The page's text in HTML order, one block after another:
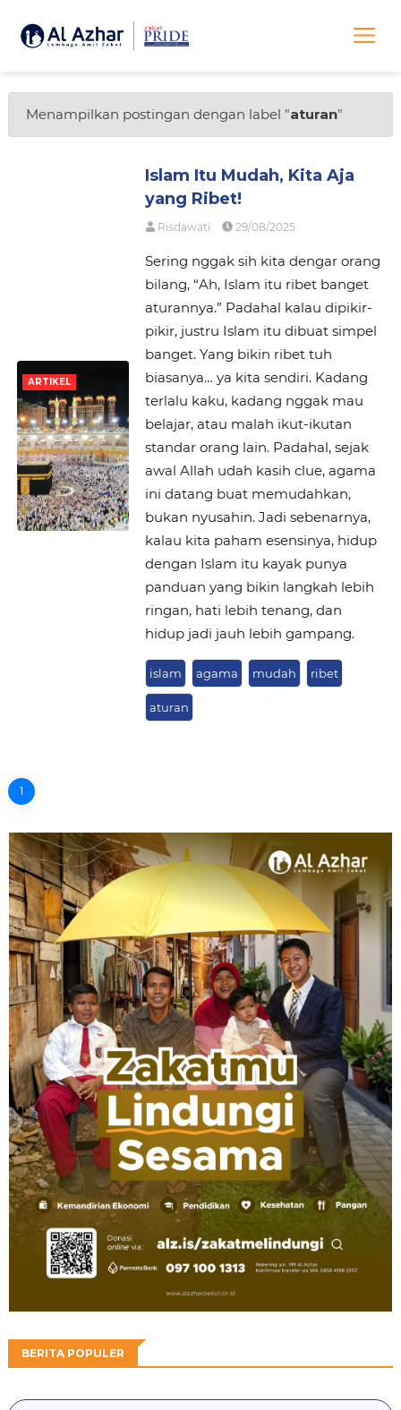
Menampilkan postingan dengan label "aturan"
ARTIKEL
Islam Itu Mudah, Kita Aja
yang Ribet!
Risdawati 29/08/2025
Sering nggak sih kita dengar orang
bilang, “Ah, Islam itu ribet banget
aturannya.” Padahal kalau dipikir-
pikir, justru Islam itu dibuat simpel
banget. Yang bikin ribet tuh
biasanya… ya kita sendiri. Kadang
terlalu kaku, kadang nggak mau
belajar, atau malah ikut-ikutan
standar orang lain. Padahal, sejak
awal Allah udah kasih clue, agama
ini datang buat memudahkan,
bukan nyusahin. Jadi sebenarnya,
kalau kita paham esensinya, hidup
dengan Islam itu kayak punya
panduan yang bikin langkah lebih
ringan, hati lebih tenang, dan
hidup jadi jauh lebih gampang.
islam agama mudah ribet
aturan
1
BERITA POPULER